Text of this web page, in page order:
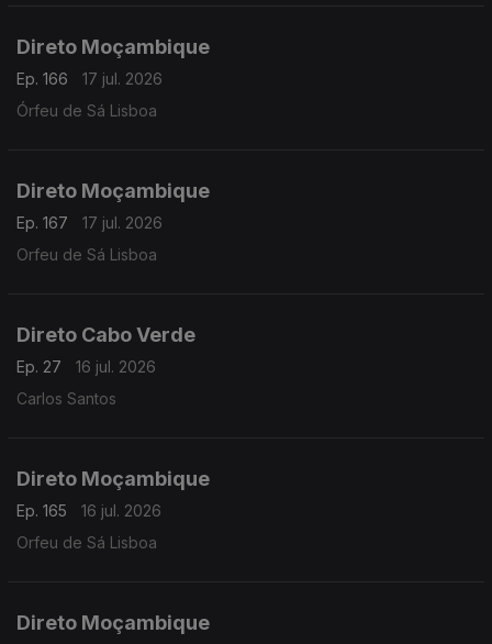
Direto Moçambique
Ep. 166
17 jul. 2026
Órfeu de Sá Lisboa
Direto Moçambique
Ep. 167
17 jul. 2026
Orfeu de Sá Lisboa
Direto Cabo Verde
Ep. 27
16 jul. 2026
Carlos Santos
Direto Moçambique
Ep. 165
16 jul. 2026
Orfeu de Sá Lisboa
Direto Moçambique